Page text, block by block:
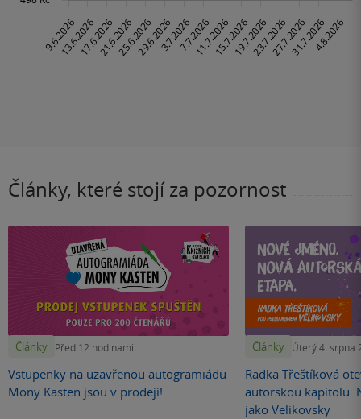
Články, které stojí za pozornost
Články Před 12 hodinami
Vstupenky na uzavřenou autogramiádu
Mony Kasten jsou v prodeji!
Články Úterý 4. srpna
Radka Třeštíková
autorskou kapitolu.
jako Velikovsky